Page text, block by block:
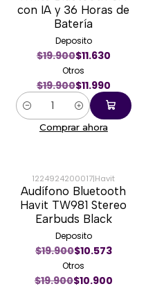
con IA y 36 Horas de
Batería
Deposito
$19.900$11.630
Otros
$19.900$11.990
Cantidad
Comprar ahora
-45%
1224924200017|Havit
Audífono Bluetooth
Havit TW981 Stereo
Earbuds Black
Deposito
$19.900$10.573
Otros
$19.900$10.900